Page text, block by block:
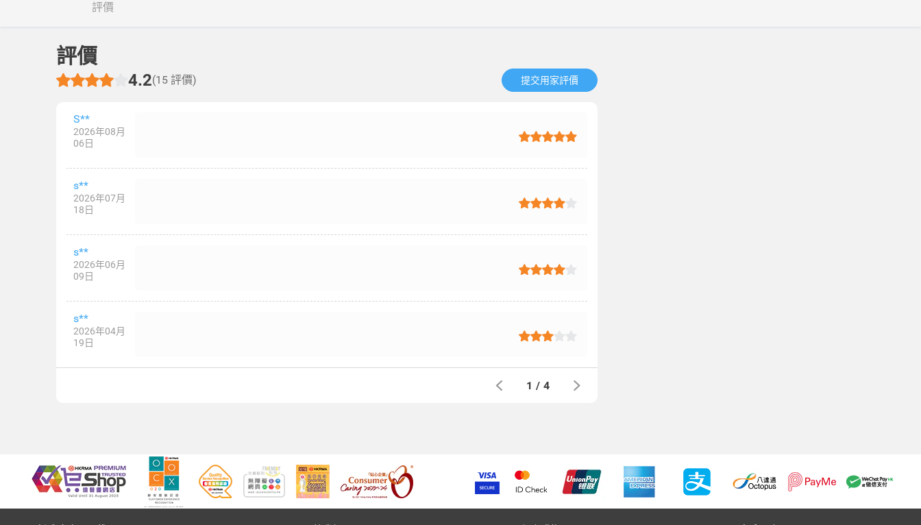
評價
評價
4.2(15 評價) 提交用家評價​
S**
2026年08月
06日
s**
2026年07月
18日
s**
2026年06月
09日
s**
2026年04月
19日
1 / 4